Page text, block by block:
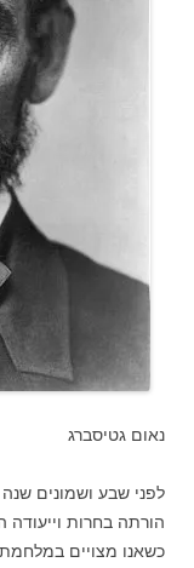
נאום גטיסברג
לפני שבע ושמונים
הורתה בחרות וייעודה
כשאנו מצויים